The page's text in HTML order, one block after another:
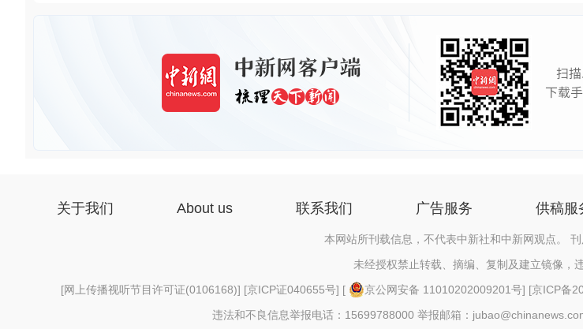
关于我们 About us 联系我们 广告服务 供稿服
本网站所刊载信息，不代表中新社和中新网观点。 刊
未经授权禁止转载、摘编、复制及建立镜像，
[网上传播视听节目许可证(0106168)] [京ICP证040655号] [ 京公网安备 11010202009201号] [京ICP备
违法和不良信息举报电话：15699788000 举报邮箱：